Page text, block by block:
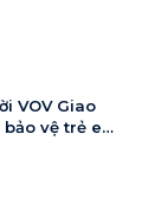
VOV Giao
vệ trẻ em